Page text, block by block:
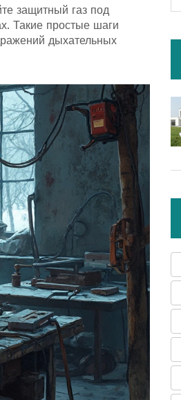
защитный газ под
Такие простые шаги
дыхательных